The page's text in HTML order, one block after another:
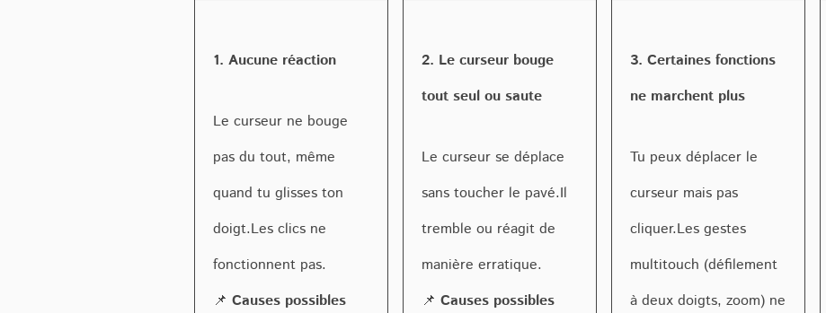
1. Aucune réaction
Le curseur ne bouge
pas du tout, même
quand tu glisses ton
doigt.Les clics ne
fonctionnent pas.
📌 Causes possibles
2. Le curseur bouge
tout seul ou saute
Le curseur se déplace
sans toucher le pavé.Il
tremble ou réagit de
manière erratique.
📌 Causes possibles
3. Certaines fonctions
ne marchent plus
Tu peux déplacer le
curseur mais pas
cliquer.Les gestes
multitouch (défilement
à deux doigts, zoom) ne